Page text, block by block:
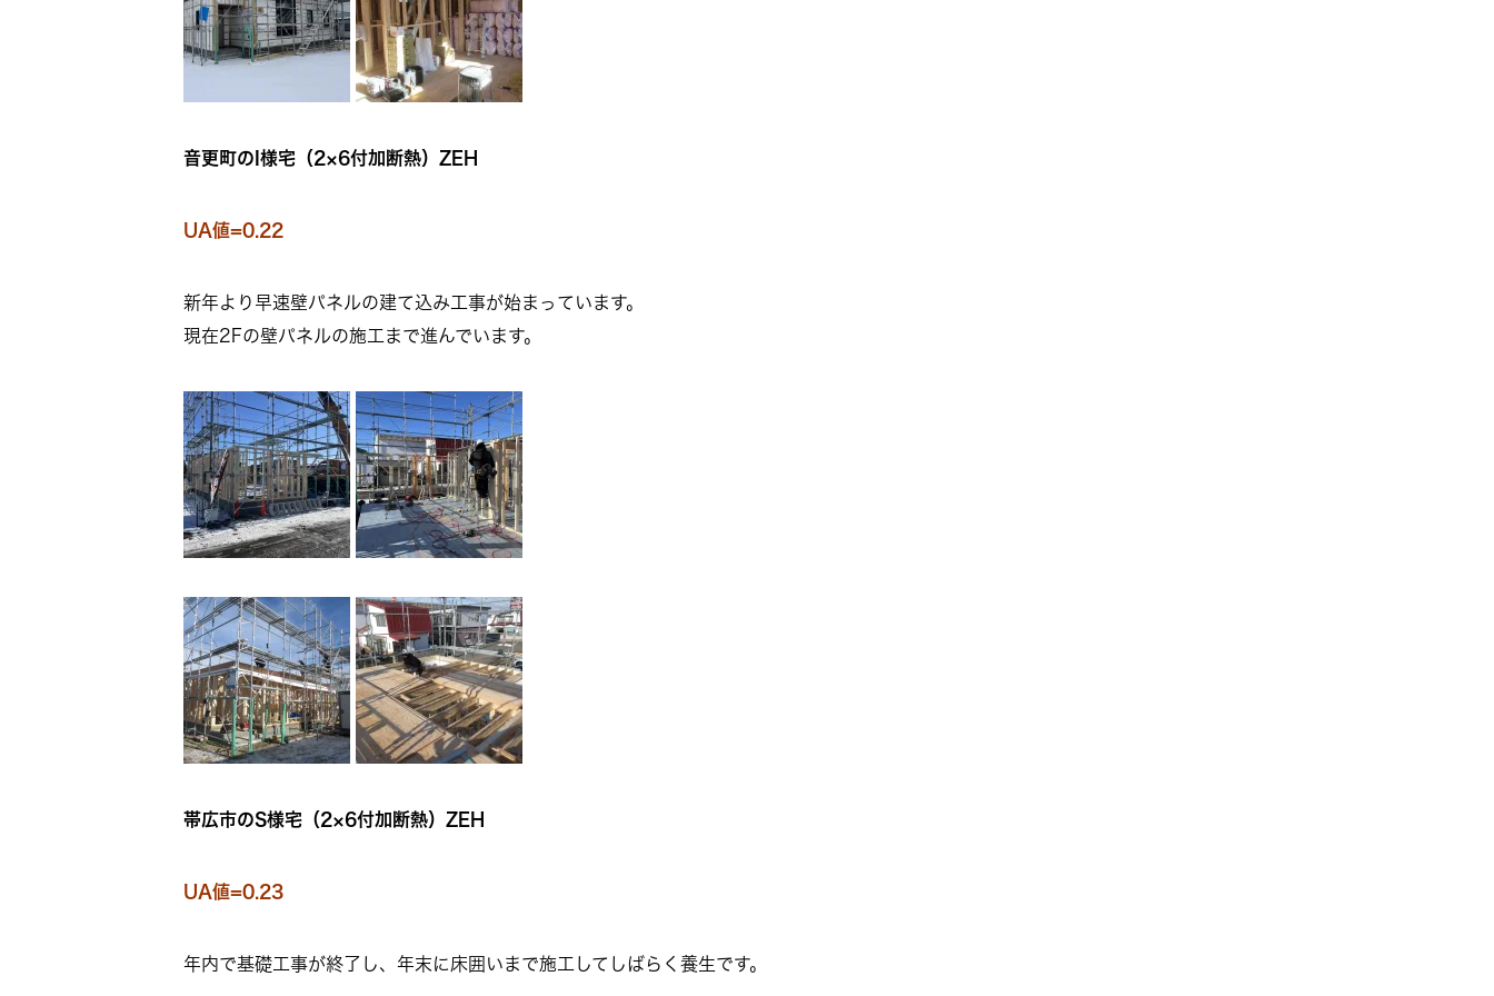
音更町のI様宅（2×6付加断熱）ZEH
UA値=0.22
新年より早速壁パネルの建て込み工事が始まっています。
現在2Fの壁パネルの施工まで進んでいます。
帯広市のS様宅（2×6付加断熱）ZEH
UA値=0.23
年内で基礎工事が終了し、年末に床囲いまで施工してしばらく養生です。